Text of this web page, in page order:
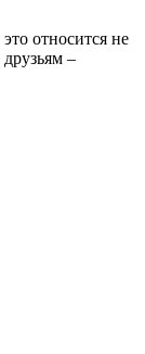
относится не
–